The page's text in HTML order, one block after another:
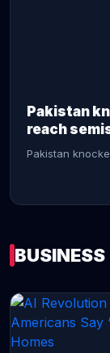
Pakistan
reach
Pakistan
CONTINUE
BUSINESS